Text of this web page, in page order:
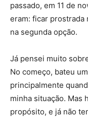
passado, em 11 de
eram: ficar prostrada
na segunda opção.
Já pensei muito
No começo, bateu
principalmente
minha situação. Mas
propósito, e já não